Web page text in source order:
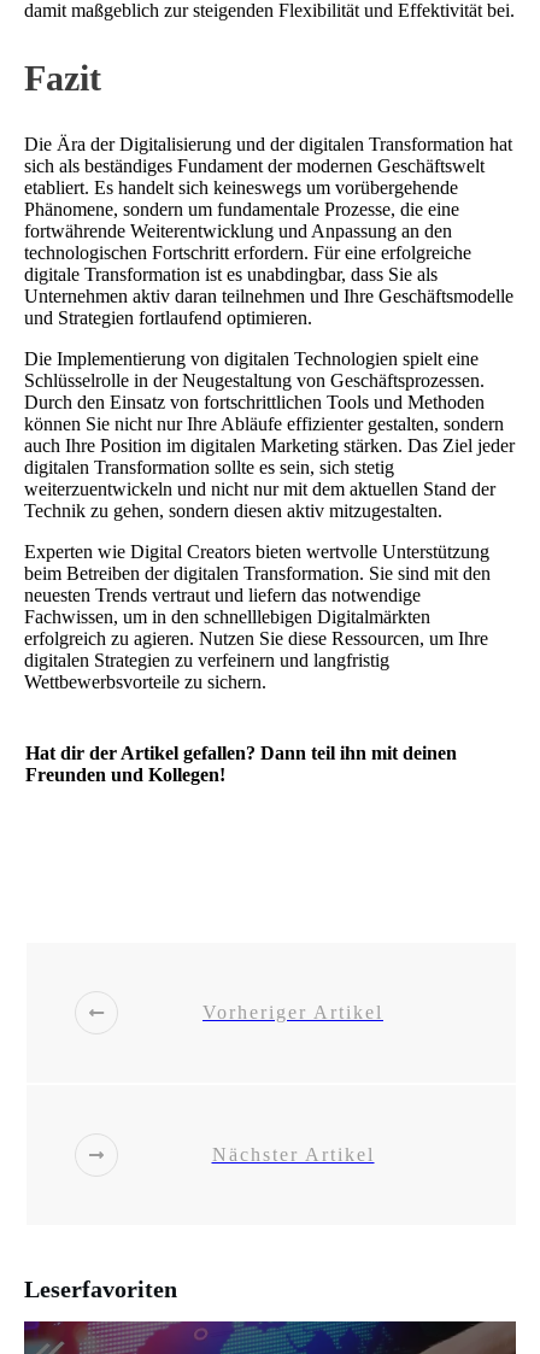
damit maßgeblich zur steigenden Flexibilität und Effektivität bei.
Fazit
Die Ära der Digitalisierung und der digitalen Transformation hat
sich als beständiges Fundament der modernen Geschäftswelt
etabliert. Es handelt sich keineswegs um vorübergehende
Phänomene, sondern um fundamentale Prozesse, die eine
fortwährende Weiterentwicklung und Anpassung an den
technologischen Fortschritt erfordern. Für eine erfolgreiche
digitale Transformation ist es unabdingbar, dass Sie als
Unternehmen aktiv daran teilnehmen und Ihre Geschäftsmodelle
und Strategien fortlaufend optimieren.
Die Implementierung von digitalen Technologien spielt eine
Schlüsselrolle in der Neugestaltung von Geschäftsprozessen.
Durch den Einsatz von fortschrittlichen Tools und Methoden
können Sie nicht nur Ihre Abläufe effizienter gestalten, sondern
auch Ihre Position im digitalen Marketing stärken. Das Ziel jeder
digitalen Transformation sollte es sein, sich stetig
weiterzuentwickeln und nicht nur mit dem aktuellen Stand der
Technik zu gehen, sondern diesen aktiv mitzugestalten.
Experten wie Digital Creators bieten wertvolle Unterstützung
beim Betreiben der digitalen Transformation. Sie sind mit den
neuesten Trends vertraut und liefern das notwendige
Fachwissen, um in den schnelllebigen Digitalmärkten
erfolgreich zu agieren. Nutzen Sie diese Ressourcen, um Ihre
digitalen Strategien zu verfeinern und langfristig
Wettbewerbsvorteile zu sichern.
Hat dir der Artikel gefallen? Dann teil ihn mit deinen
Freunden und Kollegen!
Vorheriger Artikel
Nächster Artikel
Leserfavoriten